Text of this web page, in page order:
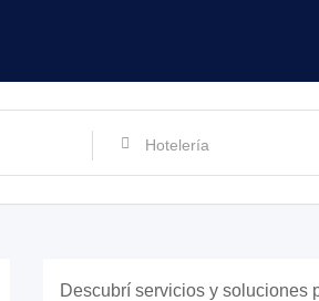
Descubrí servicios y soluciones